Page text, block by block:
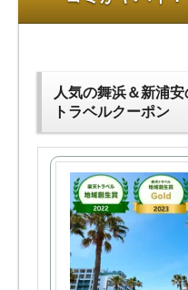
人気の舞浜＆新浦
トラベルクーポン